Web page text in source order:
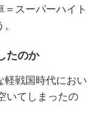
スーパーハイト
たのか
軽戦国時代におい
いてしまったの